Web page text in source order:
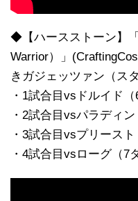
◆【ハースストーン】
Warrior）」
きガジェッツァン（ス
・1試合目vsドルイド（
・2試合目vsパラディン
・3試合目vsプリースト
・4試合目vsローグ（7